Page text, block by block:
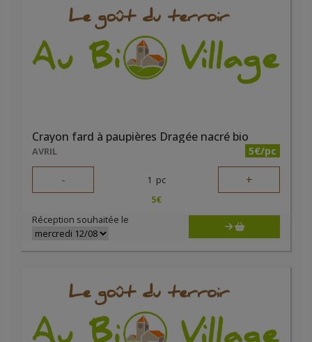
Crayon fard à paupières Dragée nacré bio
AVRIL 5€/pc
- 1 pc +
5€
Réception souhaitée le